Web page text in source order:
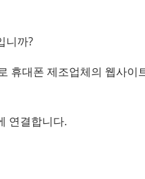
니까?
휴대폰 제조업체의 웹사이
연결합니다.